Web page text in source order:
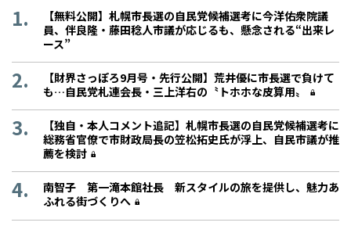
【無料公開】札幌市長選の自民党候補選考に今洋佑衆院議
員、伴良隆・藤田稔人市議が応じるも、懸念される“出来レ
ース”
【財界さっぽろ9月号・先行公開】荒井優に市長選で負けて
も…自民党札連会長・三上洋右の〝トホホな皮算用〟
【独自・本人コメント追記】札幌市長選の自民党候補選考に
総務省官僚で市財政局長の笠松拓史氏が浮上、自民市議が推
薦を検討
南智子 第一滝本館社長 新スタイルの旅を提供し、魅力あ
ふれる街づくりへ